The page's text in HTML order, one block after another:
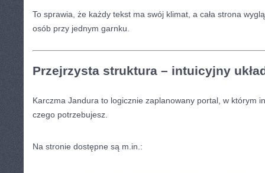
To sprawia, że każdy tekst ma swój klimat, a cała strona
osób przy jednym garnku.
Przejrzysta struktura – intuicyjny
Karczma Jandura to logicznie zaplanowany portal, w którym
czego potrzebujesz.
Na stronie dostępne są m.in.: